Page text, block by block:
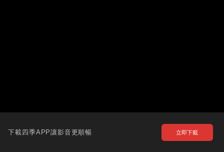
下載四季APP讓影音更順暢 立即下載